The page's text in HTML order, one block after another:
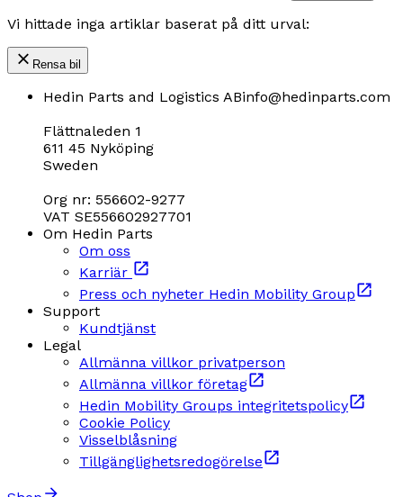
Vi hittade inga artiklar baserat på ditt urval:
Rensa bil
Hedin Parts and Logistics ABinfo@hedinparts.com
Flättnaleden 1
611 45 Nyköping
Sweden
Org nr: 556602-9277
VAT SE556602927701
Om Hedin Parts
Om oss
Karriär
Press och nyheter Hedin Mobility Group
Support
Kundtjänst
Legal
Allmänna villkor privatperson
Allmänna villkor företag
Hedin Mobility Groups integritetspolicy
Cookie Policy
Visselblåsning
Tillgänglighetsredogörelse